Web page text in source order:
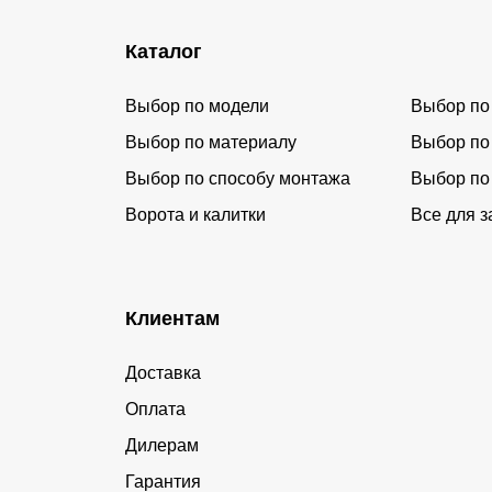
Каталог
Выбор по модели
Выбор
Выбор по материалу
Выбор по
Выбор по способу монтажа
Выбор по
Ворота и калитки
Все для
Клиентам
Доставка
Оплата
Дилерам
Гарантия